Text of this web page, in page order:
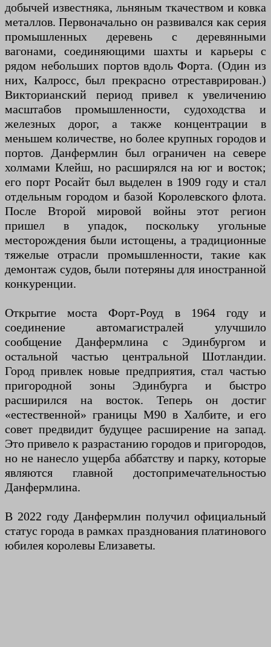
добычей известняка, льняным ткачеством и ковка
металлов. Первоначально он развивался как серия
промышленных деревень с деревянными
вагонами, соединяющими шахты и карьеры с
рядом небольших портов вдоль Форта. (Один из
них, Калросс, был прекрасно отреставрирован.)
Викторианский период привел к увеличению
масштабов промышленности, судоходства и
железных дорог, а также концентрации в
меньшем количестве, но более крупных городов и
портов. Данфермлин был ограничен на севере
холмами Клейш, но расширялся на юг и восток;
его порт Росайт был выделен в 1909 году и стал
отдельным городом и базой Королевского флота.
После Второй мировой войны этот регион
пришел в упадок, поскольку угольные
месторождения были истощены, а традиционные
тяжелые отрасли промышленности, такие как
демонтаж судов, были потеряны для иностранной
конкуренции.
Открытие моста Форт-Роуд в 1964 году и
соединение автомагистралей улучшило
сообщение Данфермлина с Эдинбургом и
остальной частью центральной Шотландии.
Город привлек новые предприятия, стал частью
пригородной зоны Эдинбурга и быстро
расширился на восток. Теперь он достиг
«естественной» границы M90 в Халбите, и его
совет предвидит будущее расширение на запад.
Это привело к разрастанию городов и пригородов,
но не нанесло ущерба аббатству и парку, которые
являются главной достопримечательностью
Данфермлина.
В 2022 году Данфермлин получил официальный
статус города в рамках празднования платинового
юбилея королевы Елизаветы.